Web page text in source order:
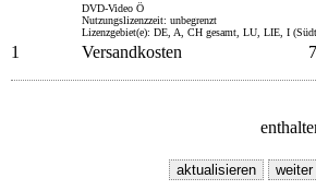
DVD-Video Ö
Nutzungslizenzzeit: unbegrenzt
Lizenzgebiet(e): DE, A, CH gesamt, LU, LIE, I
1 Versandkosten